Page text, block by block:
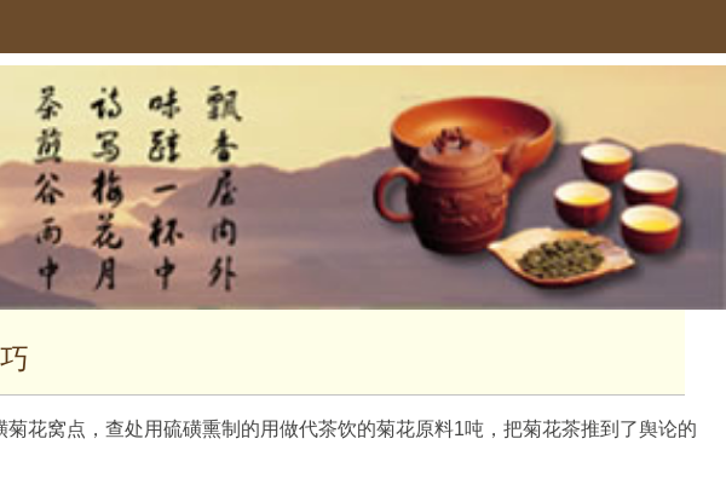
花窝点，查处用硫磺熏制的用做代茶饮的菊花原料1吨，把菊花茶推到了舆论的